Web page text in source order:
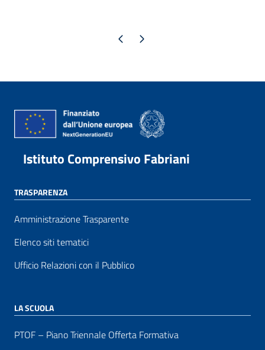
Pagina precedente
Pagina successiva
Istituto Comprensivo Fabriani
TRASPARENZA
Amministrazione Trasparente
Elenco siti tematici
Ufficio Relazioni con il Pubblico
LA SCUOLA
PTOF – Piano Triennale Offerta Formativa